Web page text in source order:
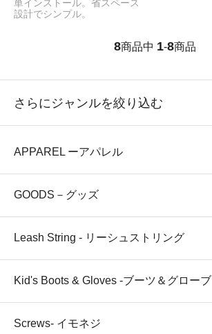
単インストール。省スペース
設計でシンプル。
8商品中 1-8商品
さらにジャンルを絞り込む
APPAREL ーアパレル
GOODS－グッズ
Leash String - リーシュストリング
Kid's Boots & Gloves -ブーツ＆グローブ
Screws- イモネジ